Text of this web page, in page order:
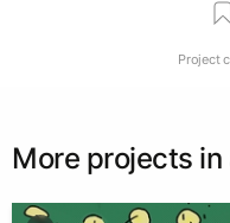
Project
More projects in